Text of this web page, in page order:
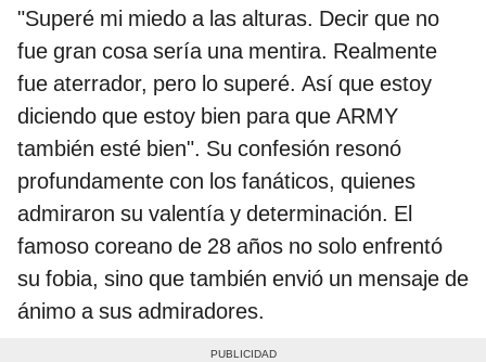
"Superé mi miedo a las alturas. Decir que no
fue gran cosa sería una mentira. Realmente
fue aterrador, pero lo superé. Así que estoy
diciendo que estoy bien para que ARMY
también esté bien". Su confesión resonó
profundamente con los fanáticos, quienes
admiraron su valentía y determinación. El
famoso coreano de 28 años no solo enfrentó
su fobia, sino que también envió un mensaje de
ánimo a sus admiradores.